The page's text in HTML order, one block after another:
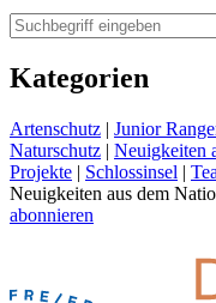
Kategorien
Artenschutz | Junior
Naturschutz | Neuigkeiten
Projekte | Schlossinsel |
Neuigkeiten aus dem
abonnieren